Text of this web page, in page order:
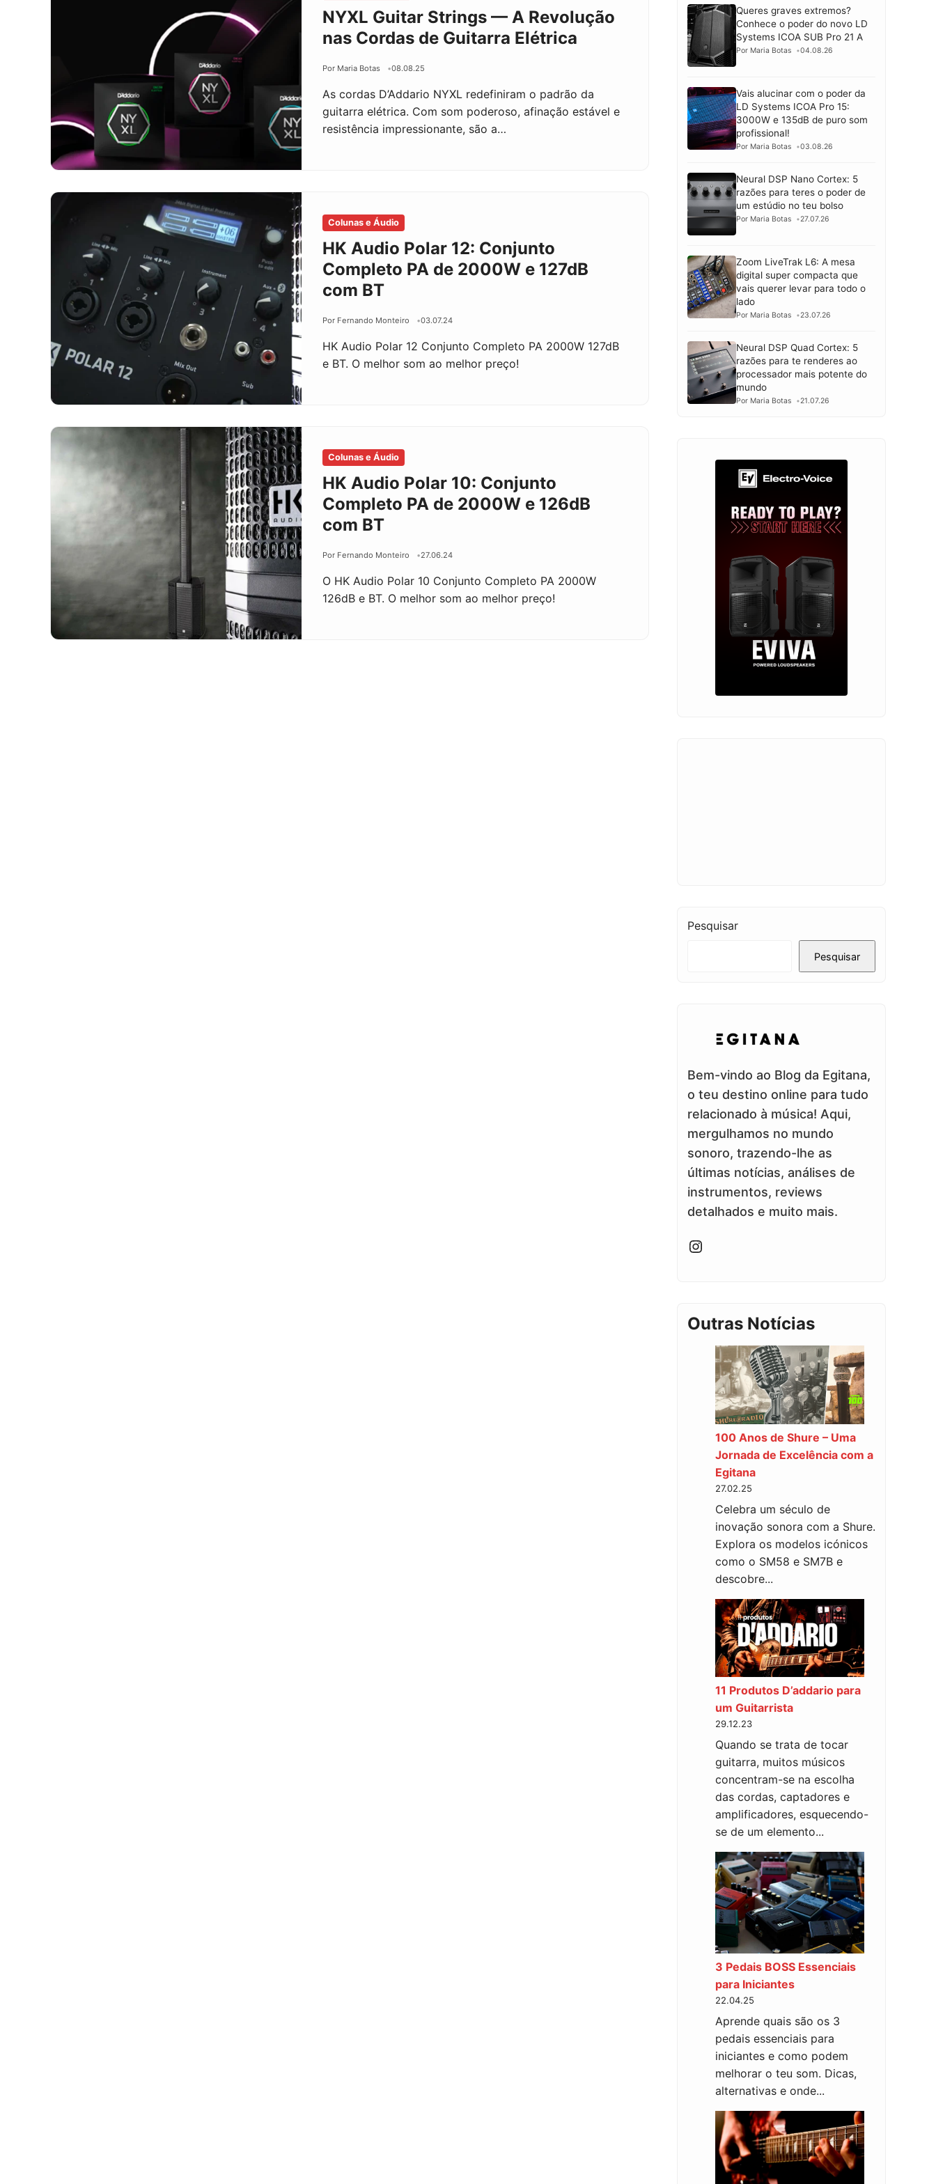
NYXL Guitar Strings — A Revolução
nas Cordas de Guitarra Elétrica
Por Maria Botas 08.08.25
As cordas D’Addario NYXL redefiniram o padrão da
guitarra elétrica. Com som poderoso, afinação estável e
resistência impressionante, são a…
Colunas e Áudio
HK Audio Polar 12: Conjunto
Completo PA de 2000W e 127dB
com BT
Por Fernando Monteiro 03.07.24
HK Audio Polar 12 Conjunto Completo PA 2000W 127dB
e BT. O melhor som ao melhor preço!
Colunas e Áudio
HK Audio Polar 10: Conjunto
Completo PA de 2000W e 126dB
com BT
Por Fernando Monteiro 27.06.24
O HK Audio Polar 10 Conjunto Completo PA 2000W
126dB e BT. O melhor som ao melhor preço!
Queres graves extremos?
Conhece o poder do novo LD
Systems ICOA SUB Pro 21 A
Por Maria Botas 04.08.26
Vais alucinar com o poder da
LD Systems ICOA Pro 15:
3000W e 135dB de puro som
profissional!
Por Maria Botas 03.08.26
Neural DSP Nano Cortex: 5
razões para teres o poder de
um estúdio no teu bolso
Por Maria Botas 27.07.26
Zoom LiveTrak L6: A mesa
digital super compacta que
vais querer levar para todo o
lado
Por Maria Botas 23.07.26
Neural DSP Quad Cortex: 5
razões para te renderes ao
processador mais potente do
mundo
Por Maria Botas 21.07.26
Pesquisar
Pesquisar
Bem-vindo ao Blog da Egitana,
o teu destino online para tudo
relacionado à música! Aqui,
mergulhamos no mundo
sonoro, trazendo-lhe as
últimas notícias, análises de
instrumentos, reviews
detalhados e muito mais.
Instagram
Outras Notícias
100 Anos de Shure – Uma
Jornada de Excelência com a
Egitana
27.02.25
Celebra um século de
inovação sonora com a Shure.
Explora os modelos icónicos
como o SM58 e SM7B e
descobre...
11 Produtos D’addario para
um Guitarrista
29.12.23
Quando se trata de tocar
guitarra, muitos músicos
concentram-se na escolha
das cordas, captadores e
amplificadores, esquecendo-
se de um elemento...
3 Pedais BOSS Essenciais
para Iniciantes
22.04.25
Aprende quais são os 3
pedais essenciais para
iniciantes e como podem
melhorar o teu som. Dicas,
alternativas e onde...